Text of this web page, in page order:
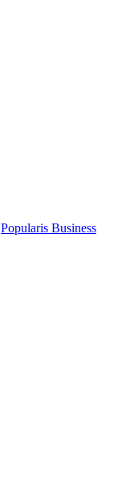
Popularis Business